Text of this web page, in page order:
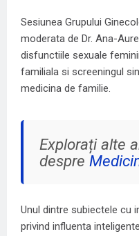
Sesiunea Grupului
moderata de Dr. Ana-
disfunctiile sexuale
familiala si screeningul
medicina de familie.
Explorați alte
despre
Unul dintre subiectele cu
privind influenta